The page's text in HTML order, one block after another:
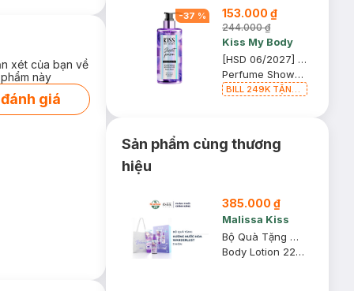
xét của bạn về
này
giá
-37 % 153.000 ₫
244.000 ₫
Kiss My Body
[HSD 06/2027] Sữa Tắm Kiss My Body Hương Nước Hoa Sweet Poison 380ml
Perfume Shower Gel
BILL 249K TẶNG
Sản phẩm cùng thương
hiệu
385.000 ₫
Malissa Kiss
Bộ Quà Tặng Malissa Kiss For Beloved Wanderlust 3 Món
Body Lotion 226g + Body Mist 88ml + Tote Bag